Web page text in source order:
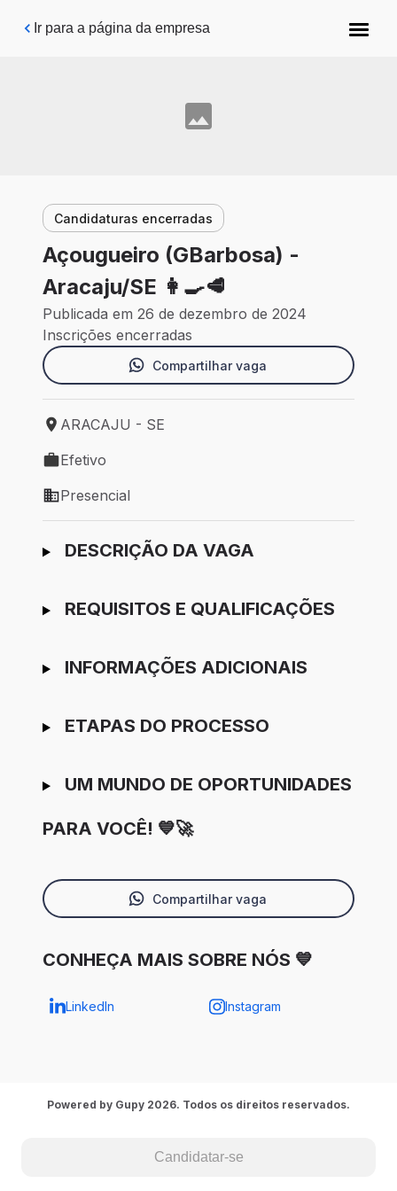
Pular para o conteúdo principal
Ir para a página da empresa
Candidaturas encerradas
Açougueiro (GBarbosa) -
Aracaju/SE 👩‍🍳🥩
Publicada em 26 de dezembro de 2024
Inscrições encerradas
Compartilhar vaga
Local de trabalho: ARACAJU - SE
ARACAJU - SE
Tipo de vaga: Efetivo
Efetivo
Modelo de trabalho: Presencial
Presencial
Ir para candidatura
DESCRIÇÃO DA VAGA
REQUISITOS E QUALIFICAÇÕES
INFORMAÇÕES ADICIONAIS
ETAPAS DO PROCESSO
UM MUNDO DE OPORTUNIDADES
PARA VOCÊ! 💙🚀
Compartilhar vaga
CONHEÇA MAIS SOBRE NÓS 💙
LinkedIn Instagram
Candidatar-se
Powered by Gupy 2026. Todos os direitos reservados.